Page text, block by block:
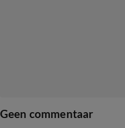
Geen commentaar